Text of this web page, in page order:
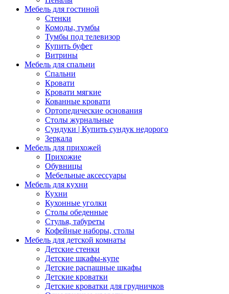
Мебель для гостиной
Стенки
Комоды, тумбы
Тумбы под телевизор
Купить буфет
Витрины
Мебель для спальни
Спальни
Кровати
Кровати мягкие
Кованные кровати
Ортопедические основания
Столы журнальные
Сундуки | Купить сундук недорого
Зеркала
Мебель для прихожей
Прихожие
Обувницы
Мебельные аксессуары
Мебель для кухни
Кухни
Кухонные уголки
Столы обеденные
Стулья, табуреты
Кофейные наборы, столы
Мебель для детской комнаты
Детские стенки
Детские шкафы-купе
Детские распашные шкафы
Детские кроватки
Детские кроватки для грудничков